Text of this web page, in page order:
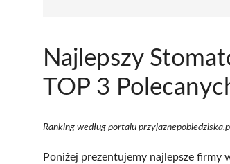
Najlepszy
TOP 3
Ranking według portalu
Poniżej prezentujemy najlepsze firmy